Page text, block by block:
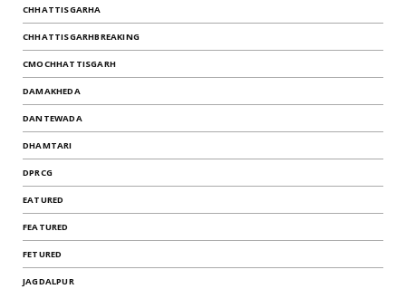
CHHATTISGARHA
CHHATTISGARHBREAKING
CMOCHHATTISGARH
DAMAKHEDA
DANTEWADA
DHAMTARI
DPRCG
EATURED
FEATURED
FETURED
JAGDALPUR